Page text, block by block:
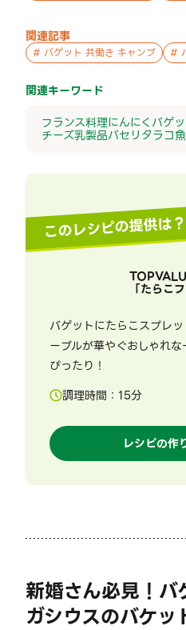
関連記事
# バゲット 共働き キャンプ #
関連キーワード
フランス料理にんにくバゲ
チーズ乳製品パセリタラコ魚
このレシピの提供は？
TOPVALU
「たらこ
バゲットにたらこスプレ
ーブルが華やぐおしゃれ
ぴったり！
調理時間： 15分
レシピの作
新婚さん必見！
ガシウスのバケッ